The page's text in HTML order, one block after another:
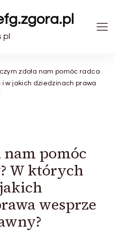
pl
zdoła nam pomóc radca
w jakich dziedzinach prawa
nam pomóc
W których
wesprze